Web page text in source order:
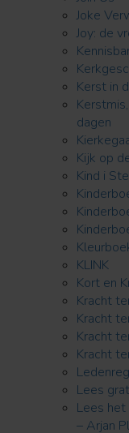
Joke
Joy: de
Kerst in
dagen
Kijk op
Kind i
KLINK
Kort en
Kracht
Kracht
Kracht
Kracht
Lees
Lees het
– Arjan